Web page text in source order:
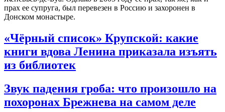
прах ее супруга, был перевезен в Россию и захоронен в
Донском монастыре.
«Чёрный список» Крупской: какие
книги вдова Ленина приказала изъять
из библиотек
Звук падения гроба: что произошло на
похоронах Брежнева на самом деле